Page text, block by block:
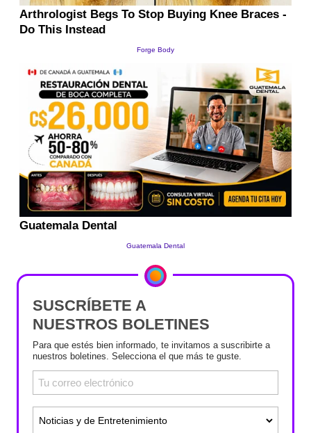
SUSCRÍBETE A
NUESTROS BOLETINES
Para que estés bien informado, te invitamos a suscribirte a
nuestros boletines. Selecciona el que más te guste.